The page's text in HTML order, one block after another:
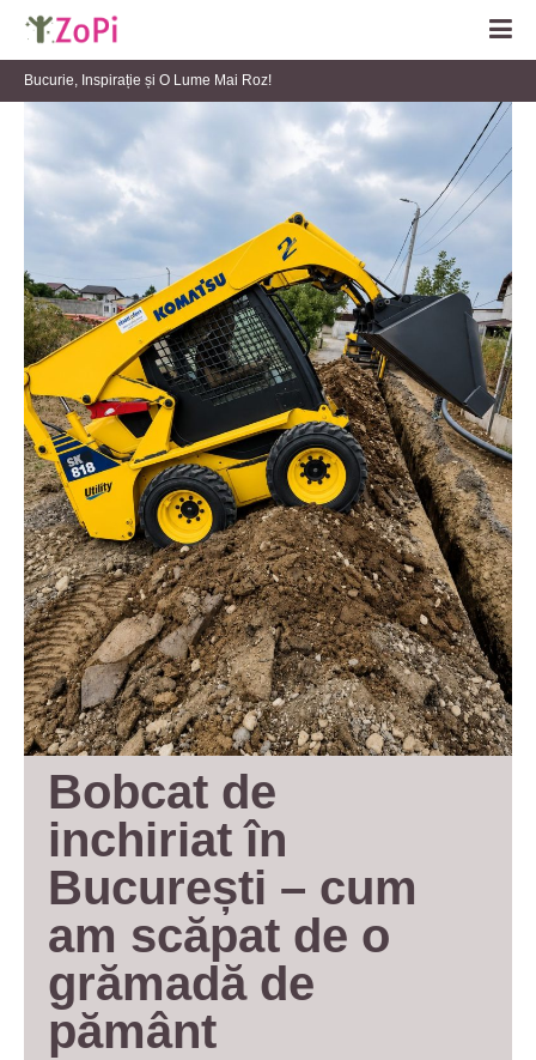
Bucurie, Inspirație și O Lume Mai Roz!
Bobcat de
inchiriat în
București – cum
am scăpat de o
grămadă de
pământ